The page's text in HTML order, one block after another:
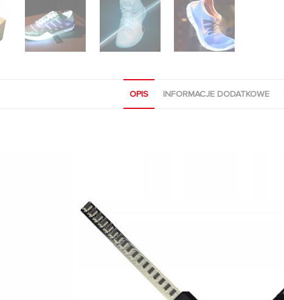
OPIS INFORMACJE DODATKOWE